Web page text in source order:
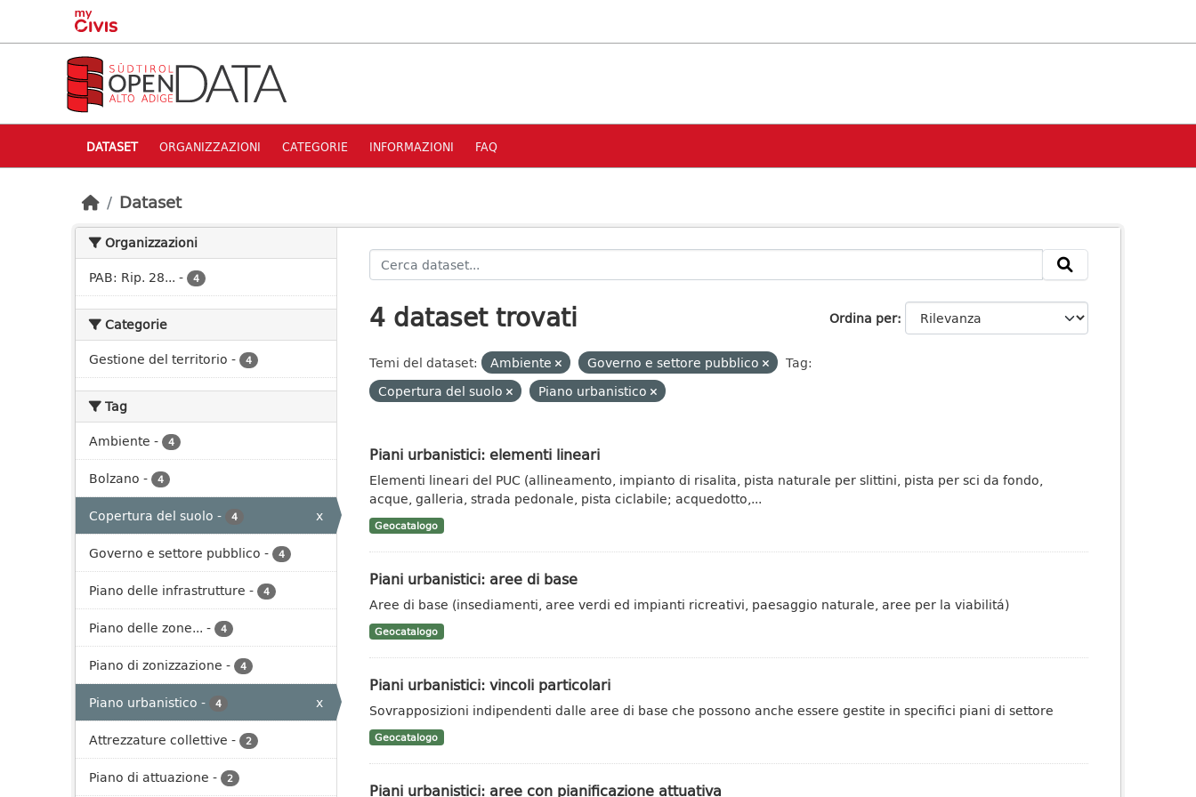
Skip to main content
DATASET ORGANIZZAZIONI CATEGORIE INFORMAZIONI FAQ
Dataset
Organizzazioni
PAB: Rip. 28... - 4
Categorie
Gestione del territorio - 4
Tag
Ambiente - 4
Bolzano - 4
Copertura del suolo - 4
x
Governo e settore pubblico - 4
Piano delle infrastrutture - 4
Piano delle zone... - 4
Piano di zonizzazione - 4
Piano urbanistico - 4
x
Attrezzature collettive - 2
Piano di attuazione - 2
Ordina per
4 dataset trovati
Temi del dataset: Ambiente Governo e settore pubblico
Tag:
Copertura del suolo
Piano urbanistico
Piani urbanistici: elementi lineari
Elementi lineari del PUC (allineamento, impianto di risalita, pista naturale per slittini, pista per sci da fondo,
acque, galleria, strada pedonale, pista ciclabile; acquedotto,...
Geocatalogo
Piani urbanistici: aree di base
Aree di base (insediamenti, aree verdi ed impianti ricreativi, paesaggio naturale, aree per la viabilitá)
Geocatalogo
Piani urbanistici: vincoli particolari
Sovrapposizioni indipendenti dalle aree di base che possono anche essere gestite in specifici piani di settore
Geocatalogo
Piani urbanistici: aree con pianificazione attuativa